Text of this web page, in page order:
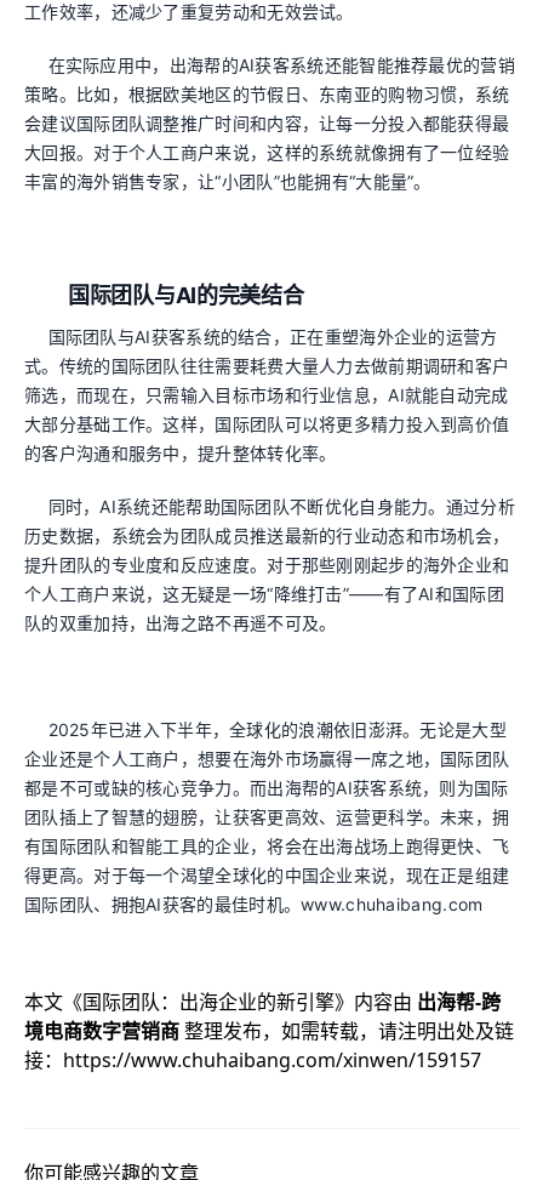
工作效率，还减少了重复劳动和无效尝试。
在实际应用中，出海帮的AI获客系统还能智能推荐最优的营销
策略。比如，根据欧美地区的节假日、东南亚的购物习惯，系统
会建议国际团队调整推广时间和内容，让每一分投入都能获得最
大回报。对于个人工商户来说，这样的系统就像拥有了一位经验
丰富的海外销售专家，让“小团队”也能拥有“大能量”。
国际团队与AI的完美结合
国际团队与AI获客系统的结合，正在重塑海外企业的运营方
式。传统的国际团队往往需要耗费大量人力去做前期调研和客户
筛选，而现在，只需输入目标市场和行业信息，AI就能自动完成
大部分基础工作。这样，国际团队可以将更多精力投入到高价值
的客户沟通和服务中，提升整体转化率。
同时，AI系统还能帮助国际团队不断优化自身能力。通过分析
历史数据，系统会为团队成员推送最新的行业动态和市场机会，
提升团队的专业度和反应速度。对于那些刚刚起步的海外企业和
个人工商户来说，这无疑是一场“降维打击”——有了AI和国际团
队的双重加持，出海之路不再遥不可及。
2025年已进入下半年，全球化的浪潮依旧澎湃。无论是大型
企业还是个人工商户，想要在海外市场赢得一席之地，国际团队
都是不可或缺的核心竞争力。而出海帮的AI获客系统，则为国际
团队插上了智慧的翅膀，让获客更高效、运营更科学。未来，拥
有国际团队和智能工具的企业，将会在出海战场上跑得更快、飞
得更高。对于每一个渴望全球化的中国企业来说，现在正是组建
国际团队、拥抱AI获客的最佳时机。www.chuhaibang.com
本文《国际团队：出海企业的新引擎》内容由 出海帮-跨
境电商数字营销商整理发布，如需转载，请注明出处及链
接： https://www.chuhaibang.com/xinwen/159157
你可能感兴趣的文章